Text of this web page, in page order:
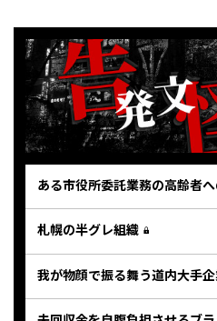
ある市役所委託業務の高齢者
札幌の半グレ組織
我が物顔で振る舞う道内大手